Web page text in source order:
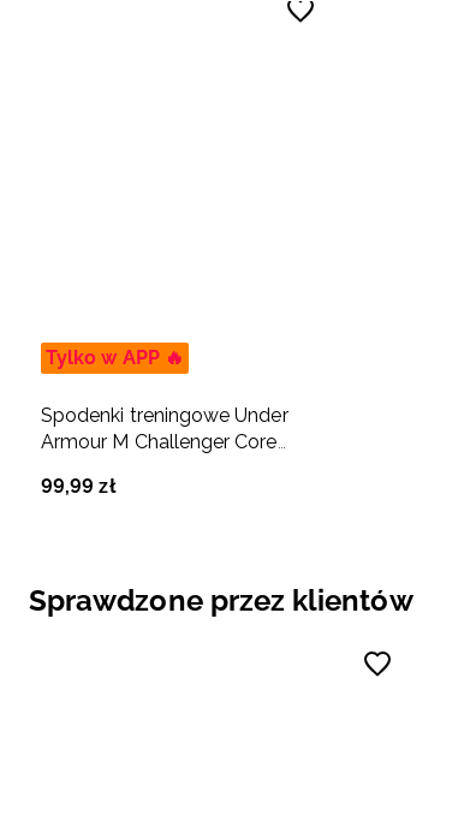
Tylko w APP 🔥
Spodenki treningowe Under
Armour M Challenger Core
99,99 zł
Sprawdzone przez klientów